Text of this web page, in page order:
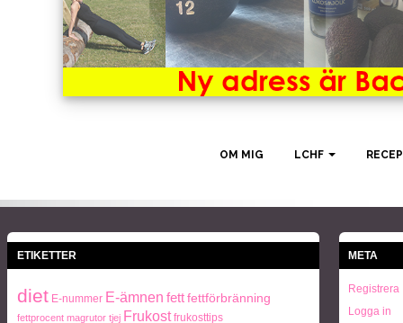
ETIKETTER
diet E-nummer E-ämnen fett fettförbränning
fettprocent magrutor tjej Frukost frukosttips
META
Registrera
Logga in